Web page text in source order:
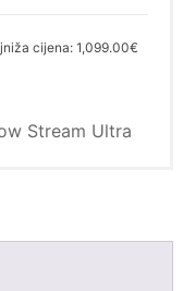
cijena: 1,099.00€
Stream Ultra